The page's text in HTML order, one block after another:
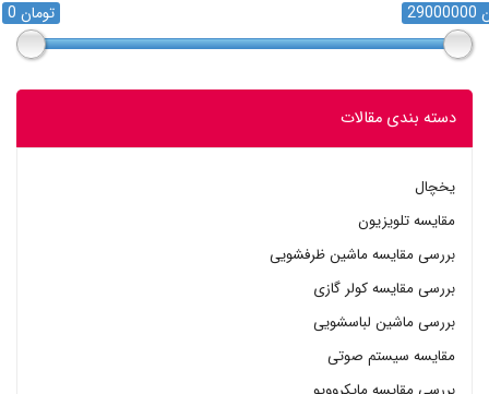
0 تومان
دسته بندی مقالات
یخچال
مقایسه تلویزیون
بررسی مقایسه ماشین ظرفشویی
بررسی مقایسه کولر گازی
بررسی ماشین لباسشویی
مقایسه سیستم صوتی